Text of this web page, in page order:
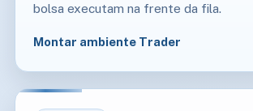
bolsa executam na frente da fila.
Montar ambiente Trader